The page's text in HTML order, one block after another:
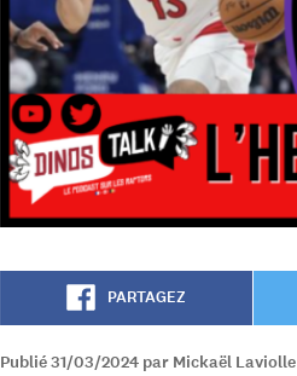
PARTAGEZ
Publié 31/03/2024 par Mickaël Laviolle